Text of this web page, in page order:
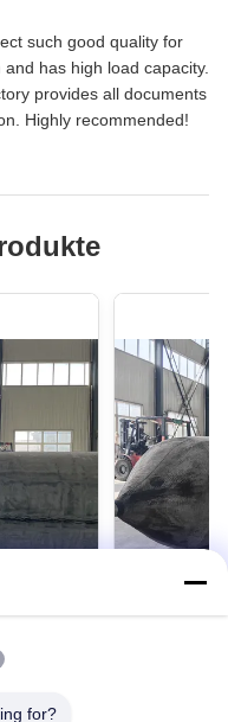
such good quality for
has high load capacity.
provides all documents
Highly recommended!
for?